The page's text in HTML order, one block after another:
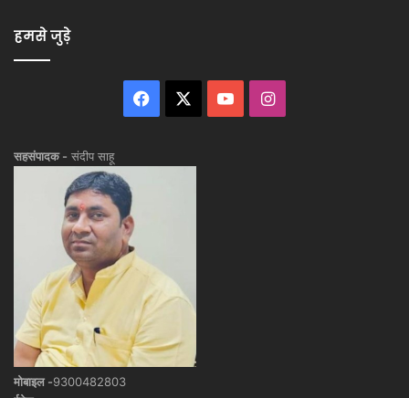
हमसे जुड़े
Facebook YouTubeInstagram
सहसंपादक - संदीप साहू
मोबाइल -9300482803